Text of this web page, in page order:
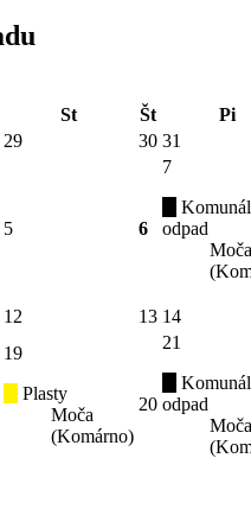
St Št
Pi
29 30 31
5 6
7
odpad
Moča
12 13 14
19
Plasty
Moča
(Komárno)
20
21
odpad
Moča